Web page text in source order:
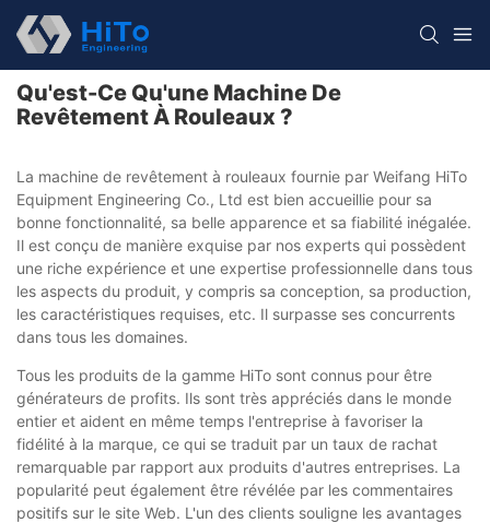
Qu'est-Ce Qu'une Machine De
Revêtement À Rouleaux ?
La machine de revêtement à rouleaux fournie par Weifang HiTo
Equipment Engineering Co., Ltd est bien accueillie pour sa
bonne fonctionnalité, sa belle apparence et sa fiabilité inégalée.
Il est conçu de manière exquise par nos experts qui possèdent
une riche expérience et une expertise professionnelle dans tous
les aspects du produit, y compris sa conception, sa production,
les caractéristiques requises, etc. Il surpasse ses concurrents
dans tous les domaines.
Tous les produits de la gamme HiTo sont connus pour être
générateurs de profits. Ils sont très appréciés dans le monde
entier et aident en même temps l'entreprise à favoriser la
fidélité à la marque, ce qui se traduit par un taux de rachat
remarquable par rapport aux produits d'autres entreprises. La
popularité peut également être révélée par les commentaires
positifs sur le site Web. L'un des clients souligne les avantages